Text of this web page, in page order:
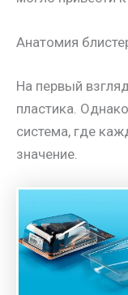
Анатомия
На первый
пластика.
система, где
значение.